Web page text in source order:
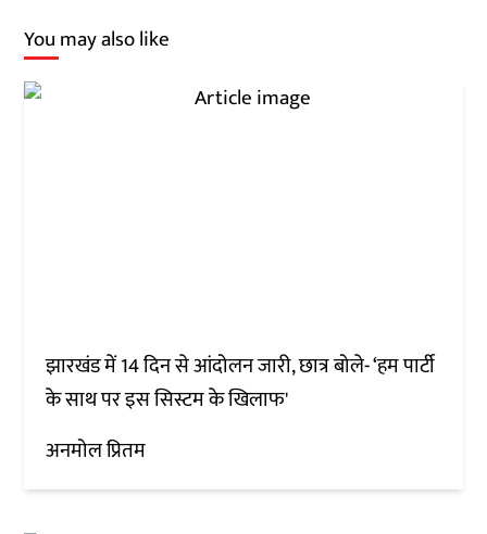
You may also like
झारखंड में 14 दिन से आंदोलन जारी, छात्र बोले- ‘हम पार्टी
के साथ पर इस सिस्टम के खिलाफ'
अनमोल प्रितम